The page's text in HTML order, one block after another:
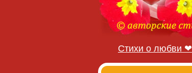
Стихи о любви ❤